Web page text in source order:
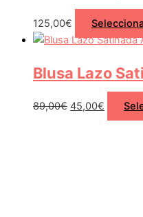
125,00€
Blusa Lazo
89,00€ 45,00€